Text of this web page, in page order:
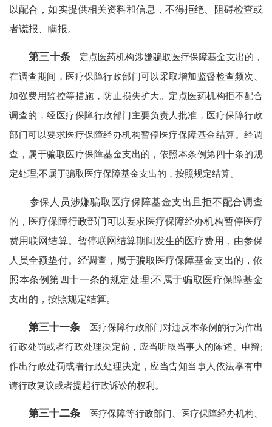
以配合，如实提供相关资料和信息，不得拒绝、阻碍检查或
者谎报、瞒报。
第三十条定点医药机构涉嫌骗取医疗保障基金支出的，
在调查期间，医疗保障行政部门可以采取增加监督检查频次、
加强费用监控等措施，防止损失扩大。定点医药机构拒不配合
调查的，经医疗保障行政部门主要负责人批准，医疗保障行政
部门可以要求医疗保障经办机构暂停医疗保障基金结算。经调
查，属于骗取医疗保障基金支出的，依照本条例第四十条的规
定处理;不属于骗取医疗保障基金支出的，按照规定结算。
参保人员涉嫌骗取医疗保障基金支出且拒不配合调查
的，医疗保障行政部门可以要求医疗保障经办机构暂停医疗
费用联网结算。暂停联网结算期间发生的医疗费用，由参保
人员全额垫付。经调查，属于骗取医疗保障基金支出的，依
照本条例第四十一条的规定处理;不属于骗取医疗保障基金
支出的，按照规定结算。
第三十一条 医疗保障行政部门对违反本条例的行为作出
行政处罚或者行政处理决定前，应当听取当事人的陈述、申辩;
作出行政处罚或者行政处理决定，应当告知当事人依法享有申
请行政复议或者提起行政诉讼的权利。
第三十二条 医疗保障等行政部门、医疗保障经办机构、